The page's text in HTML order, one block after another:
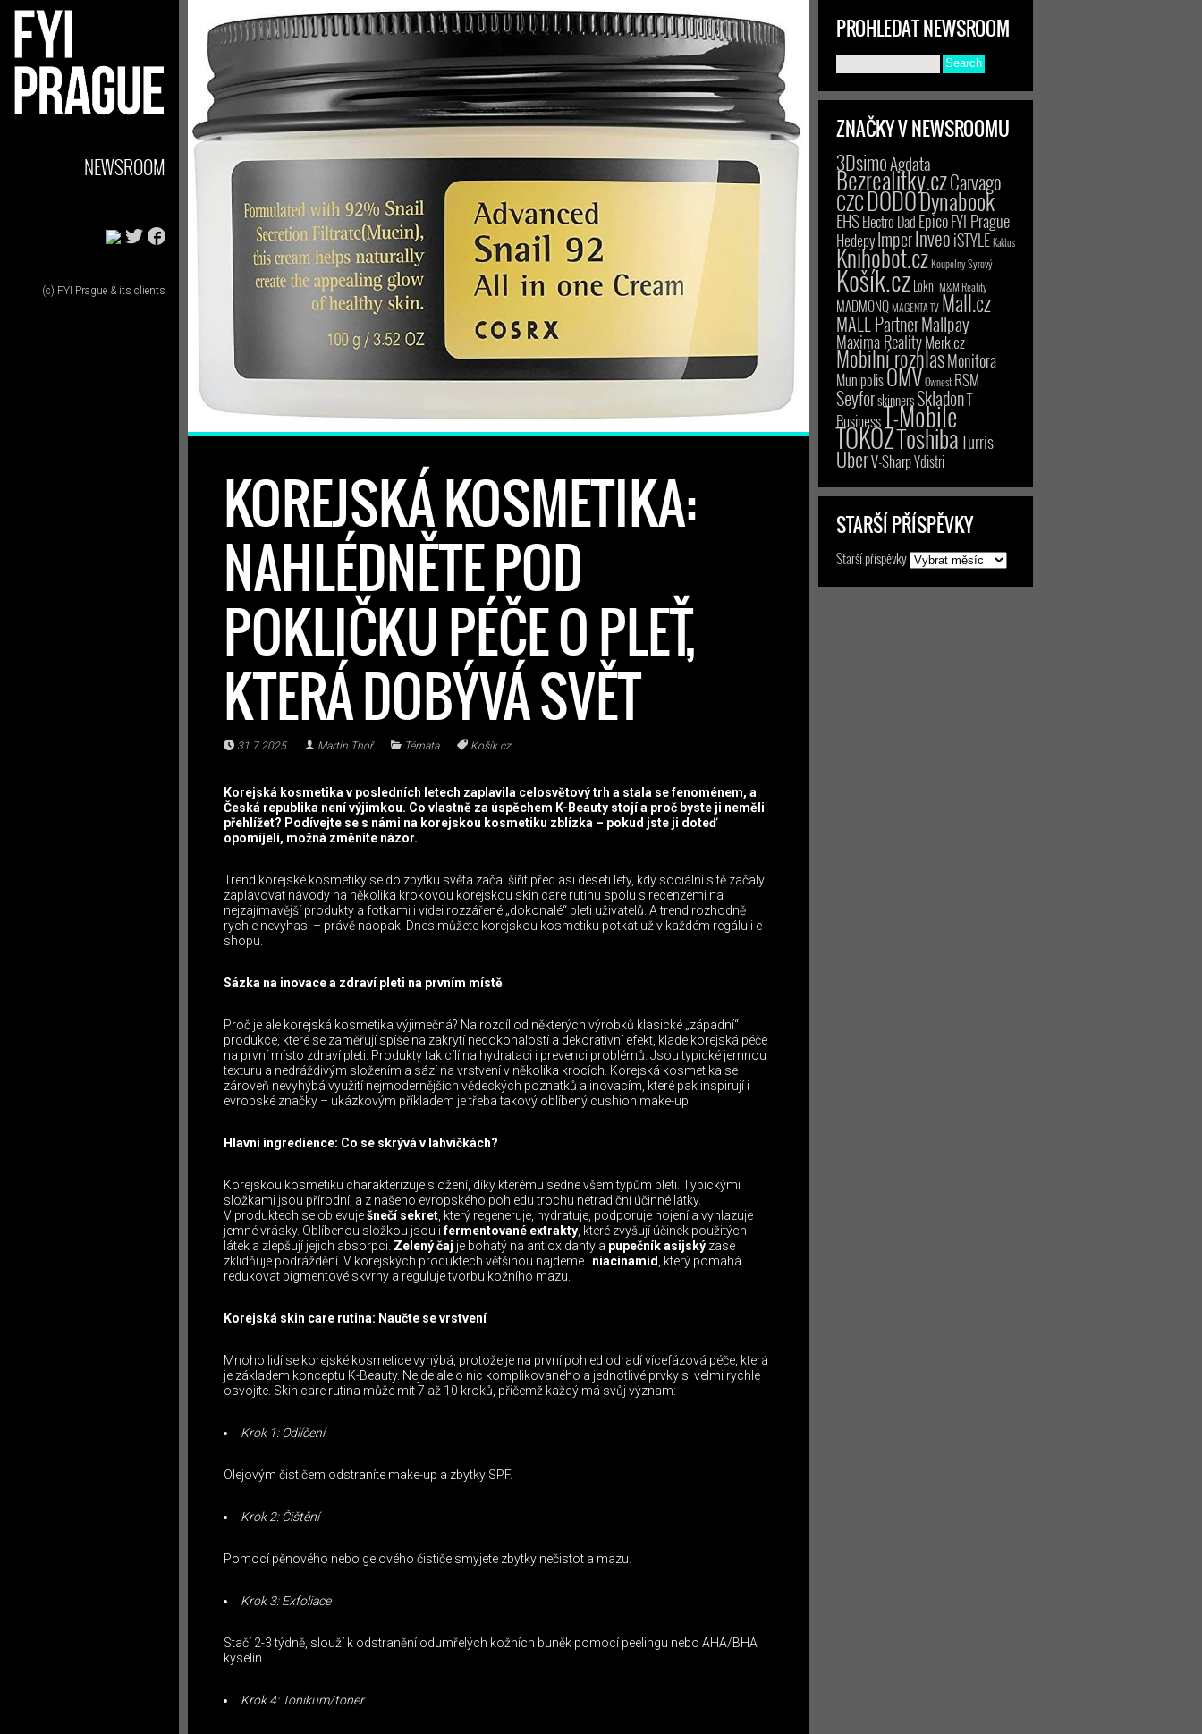
NEWSROOM
(c) FYI Prague & its clients
KOREJSKÁ KOSMETIKA:
NAHLÉDNĚTE POD
POKLIČKU PÉČE O PLEŤ,
KTERÁ DOBÝVÁ SVĚT
31.7.2025 Martin Thoř Témata Košík.cz
Korejská kosmetika v posledních letech zaplavila celosvětový trh a stala se fenoménem, a
Česká republika není výjimkou. Co vlastně za úspěchem K-Beauty stojí a proč byste ji neměli
přehlížet? Podívejte se s námi na korejskou kosmetiku zblízka – pokud jste ji doteď
opomíjeli, možná změníte názor.
Trend korejské kosmetiky se do zbytku světa začal šířit před asi deseti lety, kdy sociální sítě začaly
zaplavovat návody na několika krokovou korejskou skin care rutinu spolu s recenzemi na
nejzajímavější produkty a fotkami i videi rozzářené „dokonalé“ pleti uživatelů. A trend rozhodně
rychle nevyhasl – právě naopak. Dnes můžete korejskou kosmetiku potkat už v každém regálu i e-
shopu.
Sázka na inovace a zdraví pleti na prvním místě
Proč je ale korejská kosmetika výjimečná? Na rozdíl od některých výrobků klasické „západní“
produkce, které se zaměřují spíše na zakrytí nedokonalostí a dekorativní efekt, klade korejská péče
na první místo zdraví pleti. Produkty tak cílí na hydrataci i prevenci problémů. Jsou typické jemnou
texturu a nedráždivým složením a sází na vrstvení v několika krocích. Korejská kosmetika se
zároveň nevyhýbá využití nejmodernějších vědeckých poznatků a inovacím, které pak inspirují i
evropské značky – ukázkovým příkladem je třeba takový oblíbený cushion make-up.
Hlavní ingredience: Co se skrývá v lahvičkách?
Korejskou kosmetiku charakterizuje složení, díky kterému sedne všem typům pleti. Typickými
složkami jsou přírodní, a z našeho evropského pohledu trochu netradiční účinné látky.
V produktech se objevuješnečí sekret, který regeneruje, hydratuje, podporuje hojení a vyhlazuje
jemné vrásky. Oblíbenou složkou jsou ifermentované extrakty, které zvyšují účinek použitých
látek a zlepšují jejich absorpci. Zelený čaj je bohatý na antioxidanty a pupečník asijský zase
zklidňuje podráždění. V korejských produktech většinou najdeme i niacinamid, který pomáhá
redukovat pigmentové skvrny a reguluje tvorbu kožního mazu.
Korejská skin care rutina: Naučte se vrstvení
Mnoho lidí se korejské kosmetice vyhýbá, protože je na první pohled odradí vícefázová péče, která
je základem konceptu K-Beauty. Nejde ale o nic komplikovaného a jednotlivé prvky si velmi rychle
osvojíte. Skin care rutina může mít 7 až 10 kroků, přičemž každý má svůj význam:
Krok 1: Odlíčení
Olejovým čističem odstraníte make-up a zbytky SPF.
Krok 2: Čištění
Pomocí pěnového nebo gelového čističe smyjete zbytky nečistot a mazu.
Krok 3: Exfoliace
Stačí 2-3 týdně, slouží k odstranění odumřelých kožních buněk pomocí peelingu nebo AHA/BHA
kyselin.
Krok 4: Tonikum/toner
PROHLEDAT NEWSROOM
ZNAČKY V NEWSROOMU
3DsimoAgdata
Bezrealitky.czCarvago
CZCDODODynabook
EHSElectro Dad EpicoFYI Prague
HedepyImperInveoiSTYLEKaktus
Knihobot.czKoupelny Syrový
Košík.czLokni M&M Reality
MADMONQMAGENTA TV Mall.cz
MALL PartnerMallpay
Maxima RealityMerk.cz
Mobilní rozhlasMonitora
MunipolisOMVOwnest RSM
SeyforskinnersSkladonT-
BusinessT-Mobile
TOKOZToshibaTurris
UberV-SharpYdistri
STARŠÍ PŘÍSPĚVKY
Starší příspěvky